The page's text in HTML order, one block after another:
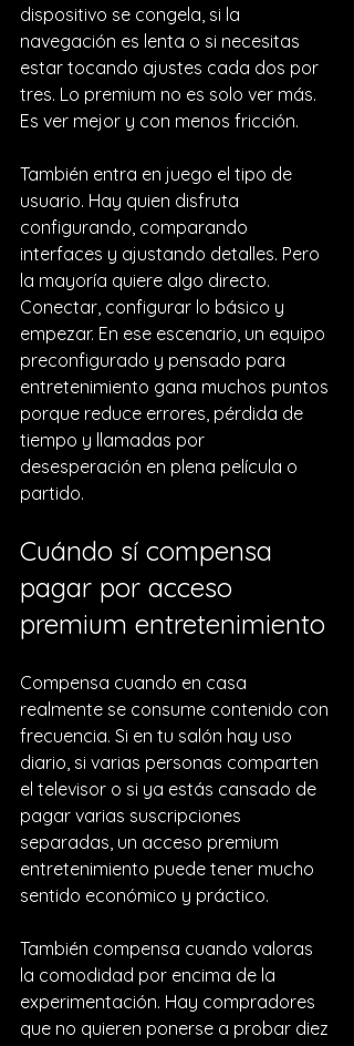
dispositivo se congela, si la
navegación es lenta o si necesitas
estar tocando ajustes cada dos por
tres. Lo premium no es solo ver más.
Es ver mejor y con menos fricción.
También entra en juego el tipo de
usuario. Hay quien disfruta
configurando, comparando
interfaces y ajustando detalles. Pero
la mayoría quiere algo directo.
Conectar, configurar lo básico y
empezar. En ese escenario, un equipo
preconfigurado y pensado para
entretenimiento gana muchos puntos
porque reduce errores, pérdida de
tiempo y llamadas por
desesperación en plena película o
partido.
Cuándo sí compensa
pagar por acceso
premium entretenimiento
Compensa cuando en casa
realmente se consume contenido con
frecuencia. Si en tu salón hay uso
diario, si varias personas comparten
el televisor o si ya estás cansado de
pagar varias suscripciones
separadas, un acceso premium
entretenimiento puede tener mucho
sentido económico y práctico.
También compensa cuando valoras
la comodidad por encima de la
experimentación. Hay compradores
que no quieren ponerse a probar diez